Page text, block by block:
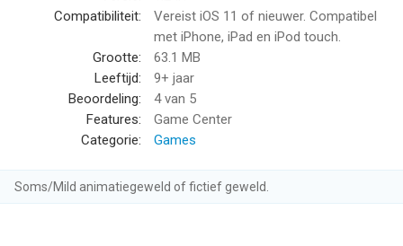
• WINNER, Best App Ever Awards, Best Strategy Game
• FINALIST, Pocket Gamer Awards, Best Strategy/Simulation
• A Wired Favorite iPhone App
• A MacLife App of the Year
• Gizmodo Top 10 Free App of the Week!
A UNIQUE 3D TOWER DEFENSE EXPERIENCE
Play from an aerial view or zoom down to first person and get
Compatibiliteit:
Vereist iOS 11 of nieuwer. Compatibel
met iPhone, iPad en iPod touch.
Grootte:
63.1 MB
Leeftijd:
9+ jaar
Beoordeling:
4van 5
Features:
Game Center
Categorie:
Games
Soms/Mild animatiegeweld of fictief geweld.